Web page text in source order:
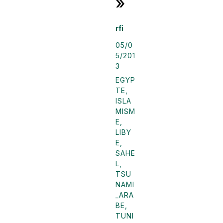
rfi
05/0
5/201
3
EGYP
TE
ISLA
MISM
E
LIBY
E
SAHE
L
TSU
NAMI
_ARA
BE
TUNI